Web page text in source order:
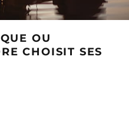
OU
CHOISIT SES